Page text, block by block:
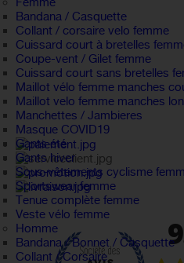
Bandana / Casquette
Collant / corsaire velo femme
Cuissard court à bretelles
Coupe-vent / Gilet femme
Cuissard court sans bretelles
Maillot vélo femme manches
Maillot velo femme manches
Manchettes / Jambieres
Masque COVID19
Gants été
Gants hiver
Sous-vêtements cyclisme
Sportswear femme
Tenue complète femme
Veste vélo femme
Homme
Bandana / Bonnet / Casquette
Collant / Corsaire